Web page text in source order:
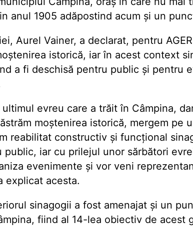
anul 1905 adăpostind acum și un
Aurel Vainer, a declarat, pentru
istorică, iar în acest context
a fi deschisă pentru public și pentru
evreu care a trăit în Câmpina,
moștenirea istorică, mergem pe
reabilitat constructiv și funcțional
public, iar cu prilejul unor sărbători
evenimente și vor veni
explicat acesta.
sinagogii a fost amenajat și un
fiind al 14-lea obiectiv de acest